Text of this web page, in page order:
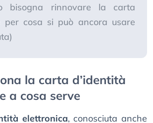
bisogna rinnovare la carta
per cosa si può ancora usare
la carta d’identità
a cosa serve
elettronica, conosciuta anche